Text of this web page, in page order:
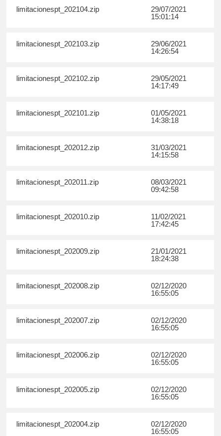
limitacionespt_202104.zip
29/07/2021
15:01:14
limitacionespt_202103.zip
29/06/2021
14:26:54
limitacionespt_202102.zip
29/05/2021
14:17:49
limitacionespt_202101.zip
01/05/2021
14:38:18
limitacionespt_202012.zip
31/03/2021
14:15:58
limitacionespt_202011.zip
08/03/2021
09:42:58
limitacionespt_202010.zip
11/02/2021
17:42:45
limitacionespt_202009.zip
21/01/2021
18:24:38
limitacionespt_202008.zip
02/12/2020
16:55:05
limitacionespt_202007.zip
02/12/2020
16:55:05
limitacionespt_202006.zip
02/12/2020
16:55:05
limitacionespt_202005.zip
02/12/2020
16:55:05
limitacionespt_202004.zip
02/12/2020
16:55:05